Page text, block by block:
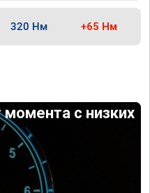
320 Нм +65 Нм
с низких